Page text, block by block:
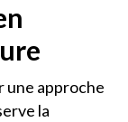
une approche
la